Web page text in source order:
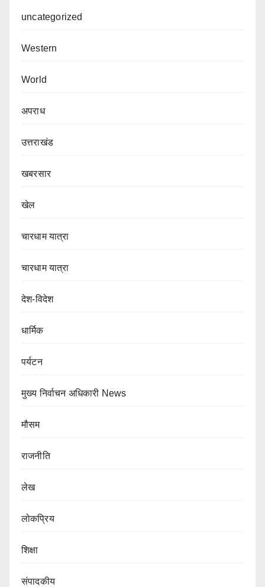
uncategorized
Western
World
अपराध
उत्तराखंड
खबरसार
खेल
चारधाम यात्रा
चारधाम यात्रा
देश-विदेश
धार्मिक
पर्यटन
मुख्य निर्वाचन अधिकारी News
मौसम
राजनीति
लेख
लोकप्रिय
शिक्षा
संपादकीय